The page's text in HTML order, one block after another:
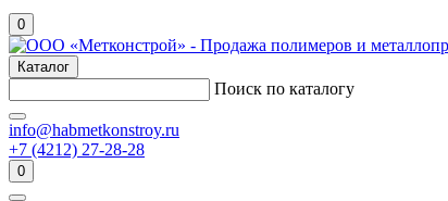
0
Каталог
Поиск по каталогу
info@habmetkonstroy.ru
+7 (4212) 27-28-28
0